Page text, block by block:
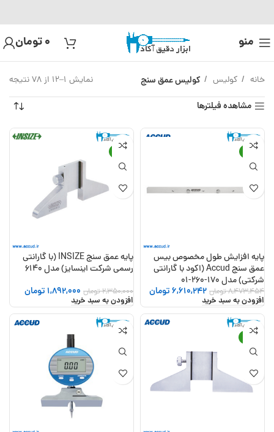
منو 0تومان
خانه کولیس کولیس عمق سنج نمایش 1–12 از 78 نتیجه
مشاهده فیلترها
-22%
پایه افزایش طول مخصوص بیس
عمق سنج Accud (اکود با گارانتی
شرکتی) مدل 170-260-01
8,473,454تومان 6,610,242تومان
افزودن به سبد خرید
-19%
پایه عمق سنج INSIZE (با گارانتی
رسمی شرکت اینسایز) مدل 6140
2,350,000تومان 1,892,000 تومان
افزودن به سبد خرید
-28%